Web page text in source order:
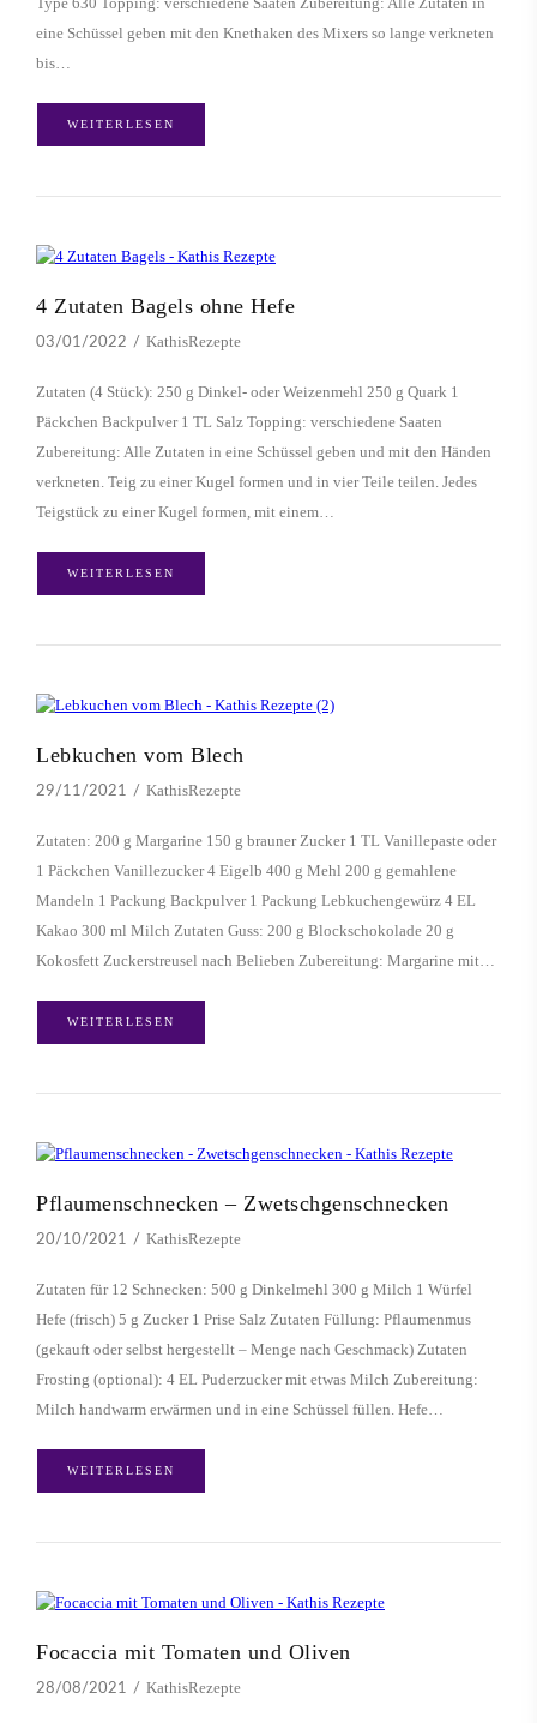
eine Schüssel geben mit den Knethaken des Mixers so lange verkneten
bis…
WEITERLESEN
4 Zutaten Bagels ohne Hefe
03/01/2022 KathisRezepte
Zutaten (4 Stück): 250 g Dinkel- oder Weizenmehl 250 g Quark 1
Päckchen Backpulver 1 TL Salz Topping: verschiedene Saaten
Zubereitung: Alle Zutaten in eine Schüssel geben und mit den Händen
verkneten. Teig zu einer Kugel formen und in vier Teile teilen. Jedes
Teigstück zu einer Kugel formen, mit einem…
WEITERLESEN
Lebkuchen vom Blech
29/11/2021 KathisRezepte
Zutaten: 200 g Margarine 150 g brauner Zucker 1 TL Vanillepaste oder
1 Päckchen Vanillezucker 4 Eigelb 400 g Mehl 200 g gemahlene
Mandeln 1 Packung Backpulver 1 Packung Lebkuchengewürz 4 EL
Kakao 300 ml Milch Zutaten Guss: 200 g Blockschokolade 20 g
Kokosfett Zuckerstreusel nach Belieben Zubereitung: Margarine mit…
WEITERLESEN
Pflaumenschnecken – Zwetschgenschnecken
20/10/2021 KathisRezepte
Zutaten für 12 Schnecken: 500 g Dinkelmehl 300 g Milch 1 Würfel
Hefe (frisch) 5 g Zucker 1 Prise Salz Zutaten Füllung: Pflaumenmus
(gekauft oder selbst hergestellt – Menge nach Geschmack) Zutaten
Frosting (optional): 4 EL Puderzucker mit etwas Milch Zubereitung:
Milch handwarm erwärmen und in eine Schüssel füllen. Hefe…
WEITERLESEN
Focaccia mit Tomaten und Oliven
28/08/2021 KathisRezepte